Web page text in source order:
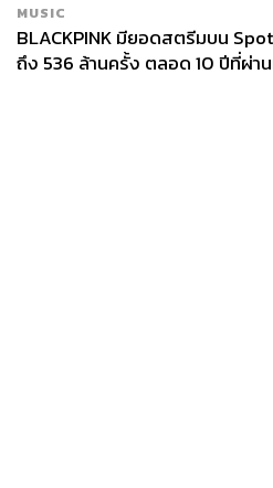
MUSIC
BLACKPINK มียอดสตรีมบน
ถึง 536 ล้านครั้ง ตลอด 10 ปีที่ผ่า